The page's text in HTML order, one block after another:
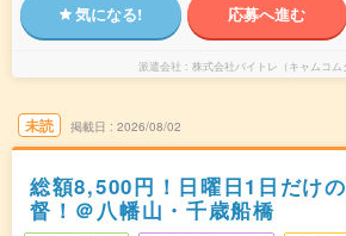
気になる! 応募へ進む
派遣会社 株式会社バイトレ（キャムコム
未読 掲載日 2026/08/02
総額8,500円！日曜日1日だけ
督！＠八幡山・千歳船橋